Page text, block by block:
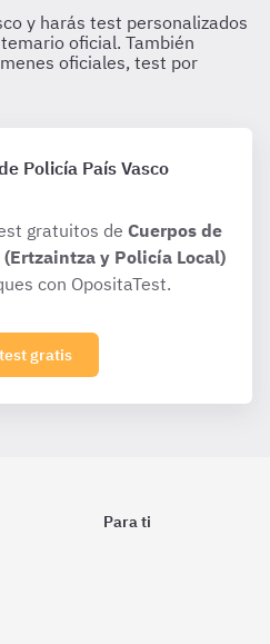
Policía País Vasco
gratuitos de Cuerpos de
y Policía Local)
con OpositaTest.
gratis
Para ti